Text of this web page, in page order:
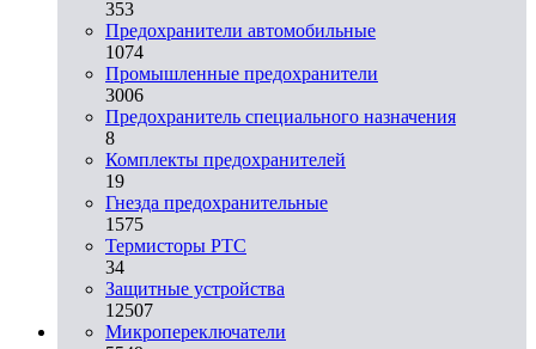
353
Предохранители автомобильные
1074
Промышленные предохранители
3006
Предохранитель специального назначения
8
Комплекты предохранителей
19
Гнезда предохранительные
1575
Термисторы PTC
34
Защитные устройства
12507
Микропереключатели